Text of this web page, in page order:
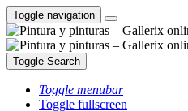
Toggle navigation
Toggle Search
Toggle menubar
Toggle fullscreen